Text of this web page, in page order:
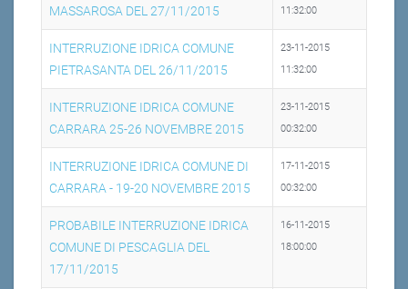
MASSAROSA DEL 27/11/2015
11:32:00
INTERRUZIONE IDRICA COMUNE
PIETRASANTA DEL 26/11/2015
23-11-2015
11:32:00
INTERRUZIONE IDRICA COMUNE
CARRARA 25-26 NOVEMBRE 2015
23-11-2015
00:32:00
INTERRUZIONE IDRICA COMUNE DI
CARRARA - 19-20 NOVEMBRE 2015
17-11-2015
00:32:00
PROBABILE INTERRUZIONE IDRICA
COMUNE DI PESCAGLIA DEL
17/11/2015
16-11-2015
18:00:00